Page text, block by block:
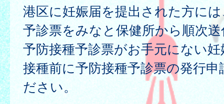
港区に妊娠届を提出された方に
予診票をみなと保健所から順次
予防接種予診票がお手元にない
接種前に予防接種予診票の発行
ださい。